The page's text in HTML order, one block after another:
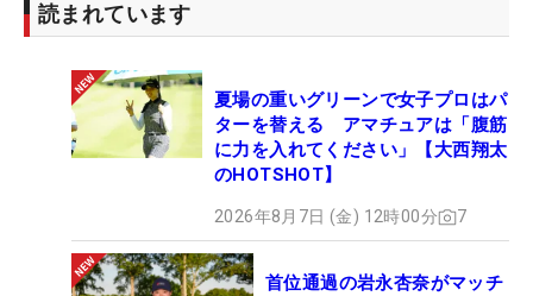
読まれています
夏場の重いグリーンで女子プロはパ
ターを替える アマチュアは「腹筋
に力を入れてください」【大西翔太
のHOTSHOT】
2026年8月7日 (金) 12時00分 7
首位通過の岩永杏奈がマッチ